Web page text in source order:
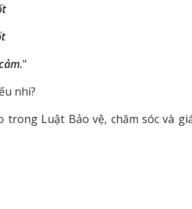
"
nhi?
Luật Bảo vệ, chăm sóc và